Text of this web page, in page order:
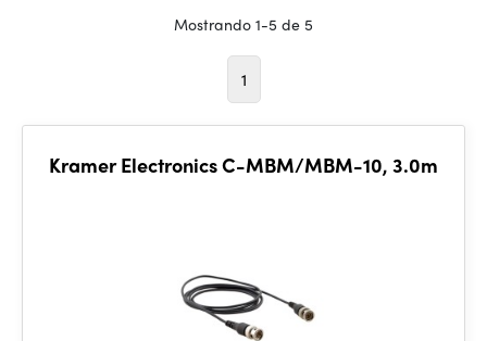
Mostrando 1-5 de 5
1
Kramer Electronics C-MBM/MBM-10, 3.0m